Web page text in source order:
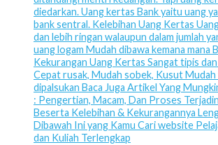
diedarkan. Uang kertas Bank yaitu uang
bank sentral. Kelebihan Uang Kertas
dan lebih ringan walaupun dalam jumlah
uang logam Mudah dibawa kemana mana
Kekurangan Uang Kertas Sangat tipis
Cepat rusak, Mudah sobek, Kusut
dipalsukan Baca Juga Artikel Yang
: Pengertian, Macam, Dan Proses
Beserta Kelebihan & Kekurangannya
Dibawah Ini yang Kamu Cari website
dan Kuliah Terlengkap